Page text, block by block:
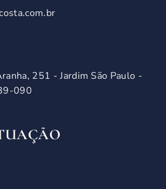
251 - Jardim São Paulo -
090